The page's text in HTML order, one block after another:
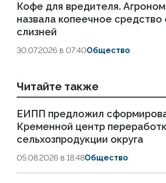
Кофе для вредителя. Агроном
назвала копеечное средство
слизней
30.07.2026 в 07:40Общество
Читайте также
ЕИПП предложил
Кременной центр
сельхозпродукции округа
05.08.2026 в 18:48Общество